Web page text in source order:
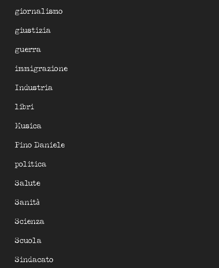
giornalismo
giustizia
guerra
immigrazione
Industria
libri
Musica
Pino Daniele
politica
Salute
Sanità
Scienza
Scuola
Sindacato